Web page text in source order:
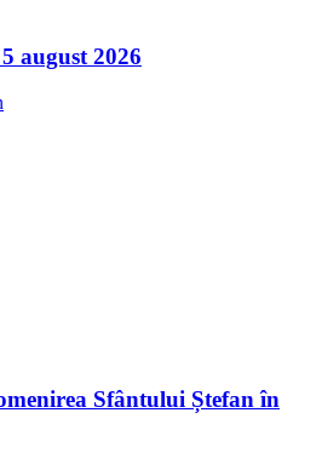
august 2026
Sfântului Ștefan în